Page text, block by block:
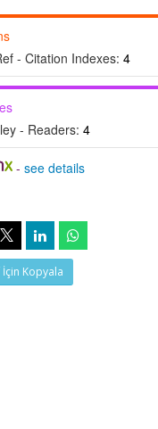
- Citation Indexes: 4
- Readers: 4
-see details
Kopyala